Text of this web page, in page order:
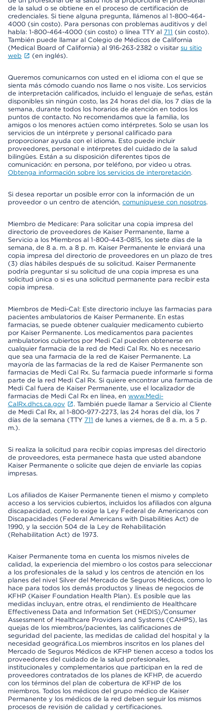
de la salud o se obtiene en el proceso de certificación de
credenciales. Si tiene alguna pregunta, llámenos al 1-800-464-
4000 (sin costo). Para personas con problemas auditivos y del
habla: 1-800-464-4000 (sin costo) o línea TTY al 711 (sin costo).
También puede llamar al Colegio de Médicos de California
(Medical Board of California) al 916-263-2382 o visitar su sitio
web
(en inglés).
Queremos comunicarnos con usted en el idioma con el que se
sienta más cómodo cuando nos llame o nos visite. Los servicios
de interpretación calificados, incluido el lenguaje de señas, están
disponibles sin ningún costo, las 24 horas del día, los 7 días de la
semana, durante todos los horarios de atención en todos los
puntos de contacto. No recomendamos que la familia, los
amigos o los menores actúen como intérpretes. Solo se usan los
servicios de un intérprete y personal calificado para
proporcionar ayuda con el idioma. Esto puede incluir
proveedores, personal e intérpretes del cuidado de la salud
bilingües. Están a su disposición diferentes tipos de
comunicación: en persona, por teléfono, por video u otras.
Obtenga información sobre los servicios de interpretación.
Si desea reportar un posible error con la información de un
proveedor o un centro de atención, comuníquese con nosotros.
Miembro de Medicare: Para solicitar una copia impresa del
directorio de proveedores de Kaiser Permanente, llame a
Servicio a los Miembros al 1-800-443-0815, los siete días de la
semana, de 8 a. m. a 8 p. m. Kaiser Permanente le enviará una
copia impresa del directorio de proveedores en un plazo de tres
(3) días hábiles después de su solicitud. Kaiser Permanente
podría preguntar si su solicitud de una copia impresa es una
solicitud única o si es una solicitud permanente para recibir esta
copia impresa.
Miembros de Medi-Cal: Este directorio incluye las farmacias para
pacientes ambulatorios de Kaiser Permanente. En estas
farmacias, se puede obtener cualquier medicamento cubierto
por Kaiser Permanente. Los medicamentos para pacientes
ambulatorios cubiertos por Medi Cal pueden obtenerse en
cualquier farmacia de la red de Medi Cal Rx. No es necesario
que sea una farmacia de la red de Kaiser Permanente. La
mayoría de las farmacias de la red de Kaiser Permanente son
farmacias de Medi Cal Rx. Su farmacia puede informarle si forma
parte de la red Medi Cal Rx. Si quiere encontrar una farmacia de
Medi Cal fuera de Kaiser Permanente, use el localizador de
farmacias de Medi Cal Rx en línea, en www.Medi-
CalRx.dhcs.ca.gov
. También puede llamar a Servicio al Cliente
de Medi Cal Rx, al 1-800-977-2273, las 24 horas del día, los 7
días de la semana (TTY 711 de lunes a viernes, de 8 a. m. a 5 p.
m.).
Si realiza la solicitud para recibir copias impresas del directorio
de proveedores, esta permanece hasta que usted abandone
Kaiser Permanente o solicite que dejen de enviarle las copias
impresas.
Los afiliados de Kaiser Permanente tienen el mismo y completo
acceso a los servicios cubiertos, incluidos los afiliados con alguna
discapacidad, como lo exige la Ley Federal de Americanos con
Discapacidades (Federal Americans with Disabilities Act) de
1990, y la sección 504 de la Ley de Rehabilitación
(Rehabilitation Act) de 1973.
Kaiser Permanente toma en cuenta los mismos niveles de
calidad, la experiencia del miembro o los costos para seleccionar
a los profesionales de la salud y los centros de atención en los
planes del nivel Silver del Mercado de Seguros Médicos, como lo
hace para todos los demás productos y líneas de negocios de
KFHP (Kaiser Foundation Health Plan). Es posible que las
medidas incluyan, entre otras, el rendimiento de Healthcare
Effectiveness Data and Information Set (HEDIS)/Consumer
Assessment of Healthcare Providers and Systems (CAHPS), las
quejas de los miembros/pacientes, las calificaciones de
seguridad del paciente, las medidas de calidad del hospital y la
necesidad geográfica.Los miembros inscritos en los planes del
Mercado de Seguros Médicos de KFHP tienen acceso a todos los
proveedores del cuidado de la salud profesionales,
institucionales y complementarios que participan en la red de
proveedores contratados de los planes de KFHP, de acuerdo
con los términos del plan de cobertura de KFHP de los
miembros. Todos los médicos del grupo médico de Kaiser
Permanente y los médicos de la red deben seguir los mismos
procesos de revisión de calidad y certificaciones.